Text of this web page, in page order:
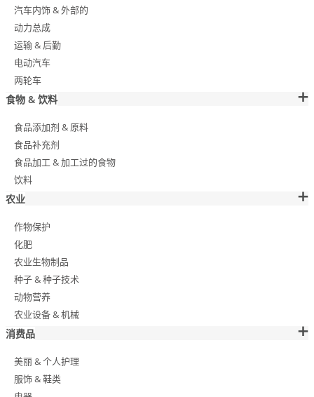
汽车内饰 & 外部的
动力总成
运输 & 后勤
电动汽车
两轮车
食物 & 饮料
食品添加剂 & 原料
食品补充剂
食品加工 & 加工过的食物
饮料
农业
作物保护
化肥
农业生物制品
种子 & 种子技术
动物营养
农业设备 & 机械
消费品
美丽 & 个人护理
服饰 & 鞋类